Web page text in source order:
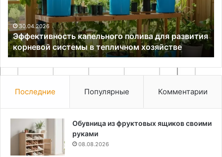
корневой
системы
в
тепличном
хозяйстве
30.04.2026
Эффективность капельного полива для развития
корневой системы в тепличном хозяйстве
Последние Популярные Комментарии
Обувница из фруктовых ящиков своими
руками
08.08.2026